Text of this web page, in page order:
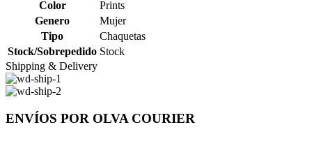
Color
Prints
Genero
Mujer
Tipo
Chaquetas
Stock/Sobrepedido Stock
Shipping & Delivery
ENVÍOS POR OLVA COURIER